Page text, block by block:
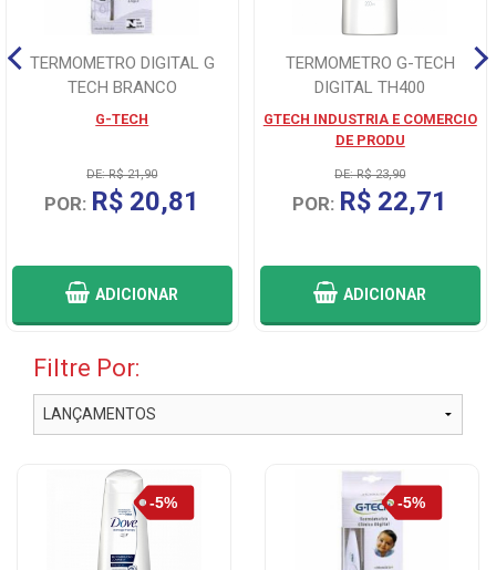
TERMOMETRO DIGITAL G
TECH BRANCO
G-TECH
DE: R$ 21,90
POR: R$ 20,81
ADICIONAR
TERMOMETRO G-TECH
DIGITAL TH400
GTECH INDUSTRIA E COMERCIO
DE PRODU
DE: R$ 23,90
POR: R$ 22,71
ADICIONAR
Filtre Por: